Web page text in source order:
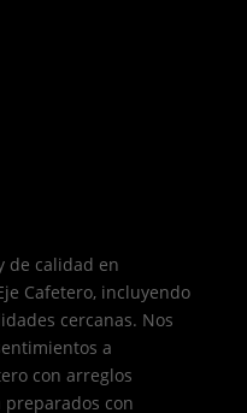
de calidad en
Cafetero, incluyendo
cercanas. Nos
a
con arreglos
preparados con